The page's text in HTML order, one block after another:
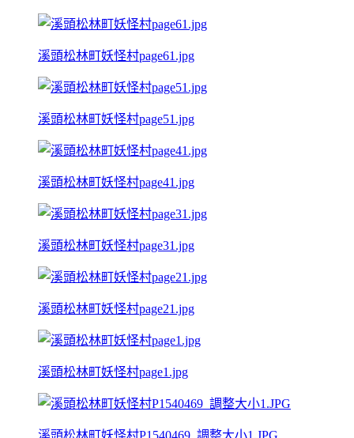
溪頭松林町妖怪村page61.jpg
溪頭松林町妖怪村page51.jpg
溪頭松林町妖怪村page41.jpg
溪頭松林町妖怪村page31.jpg
溪頭松林町妖怪村page21.jpg
溪頭松林町妖怪村page1.jpg
溪頭松林町妖怪村P1540469_調整大小1.JPG